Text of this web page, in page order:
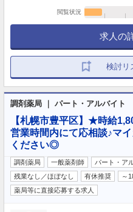
閲覧状況
求人の
検討リ
調剤薬局 ｜ パート・アルバイト
【札幌市豊平区】★時給
営業時間内にて応相談♪マ
ください◎
調剤薬局 一般薬剤師 パート・ア
残業なし／ほぼなし
有休推奨 ～
薬局等に直接応募する求人